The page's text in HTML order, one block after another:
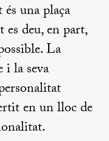
una plaça
es deu, en part,
La
i la seva
en un lloc de